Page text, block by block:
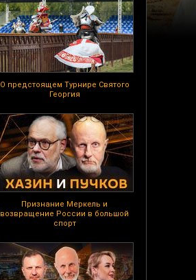
О предстоящем Турнире Святого
Георгия
Признание Меркель и
возвращение России в большой
спорт